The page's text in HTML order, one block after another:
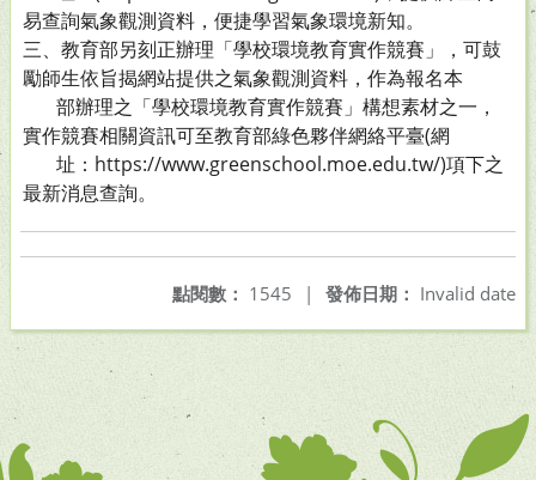
易查詢氣象觀測資料，便捷學習氣象環境新知。
三、教育部另刻正辦理「學校環境教育實作競賽」，可鼓
勵師生依旨揭網站提供之氣象觀測資料，作為報名本
部辦理之「學校環境教育實作競賽」構想素材之一，
實作競賽相關資訊可至教育部綠色夥伴網絡平臺(網
址：https://www.greenschool.moe.edu.tw/)項下之
最新消息查詢。
發佈日期： Invalid date
點閱數： 1545 |